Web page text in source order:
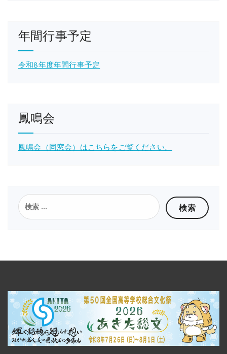
年間行事予定
令和8年度年間行事予定
鳳鳴会
鳳鳴会（同窓会）はこちらをご覧ください。
検
索: